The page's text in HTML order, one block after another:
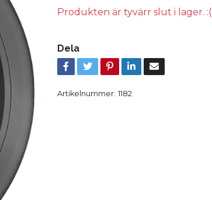
Produkten är tyvärr slut i lager. :(
Dela
Artikelnummer: 1182